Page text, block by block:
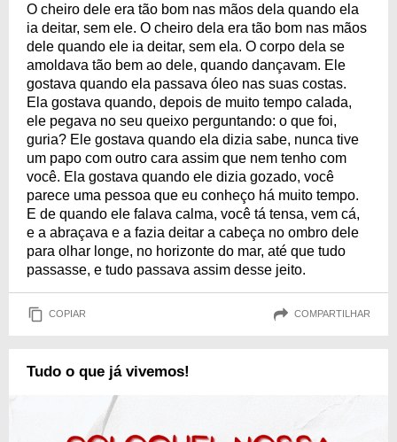
O cheiro dele era tão bom nas mãos dela quando ela
ia deitar, sem ele. O cheiro dela era tão bom nas mãos
dele quando ele ia deitar, sem ela. O corpo dela se
amoldava tão bem ao dele, quando dançavam. Ele
gostava quando ela passava óleo nas suas costas.
Ela gostava quando, depois de muito tempo calada,
ele pegava no seu queixo perguntando: o que foi,
guria? Ele gostava quando ela dizia sabe, nunca tive
um papo com outro cara assim que nem tenho com
você. Ela gostava quando ele dizia gozado, você
parece uma pessoa que eu conheço há muito tempo.
E de quando ele falava calma, você tá tensa, vem cá,
e a abraçava e a fazia deitar a cabeça no ombro dele
para olhar longe, no horizonte do mar, até que tudo
passasse, e tudo passava assim desse jeito.
COPIAR COMPARTILHAR
Tudo o que já vivemos!